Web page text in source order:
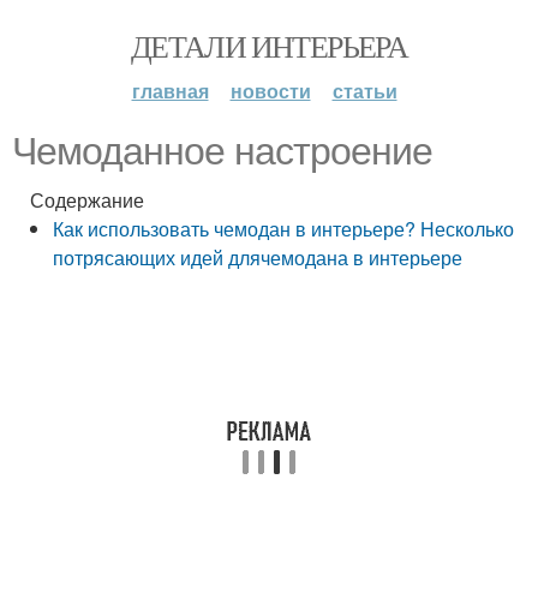
ДЕТАЛИ ИНТЕРЬЕРА
главная новости статьи
Чемоданное настроение
Содержание
Как использовать чемодан в интерьере? Несколько
потрясающих идей длячемодана в интерьере